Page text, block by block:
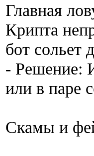
Главная
Крипта
бот сольет
- Решение:
или в паре
Скамы и